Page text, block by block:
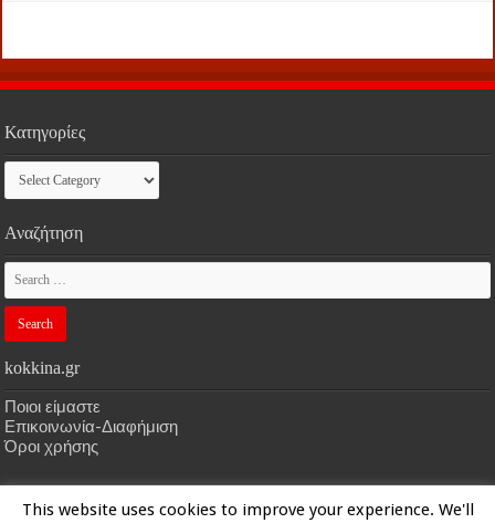
Κατηγορίες
Κατηγορίες
Αναζήτηση
kokkina.gr
Ποιοι είμαστε
Επικοινωνία-Διαφήμιση
Όροι χρήσης
HOMEkokkina.gr | Designed bykokkina.gr
This website uses cookies to improve your experience. We'll